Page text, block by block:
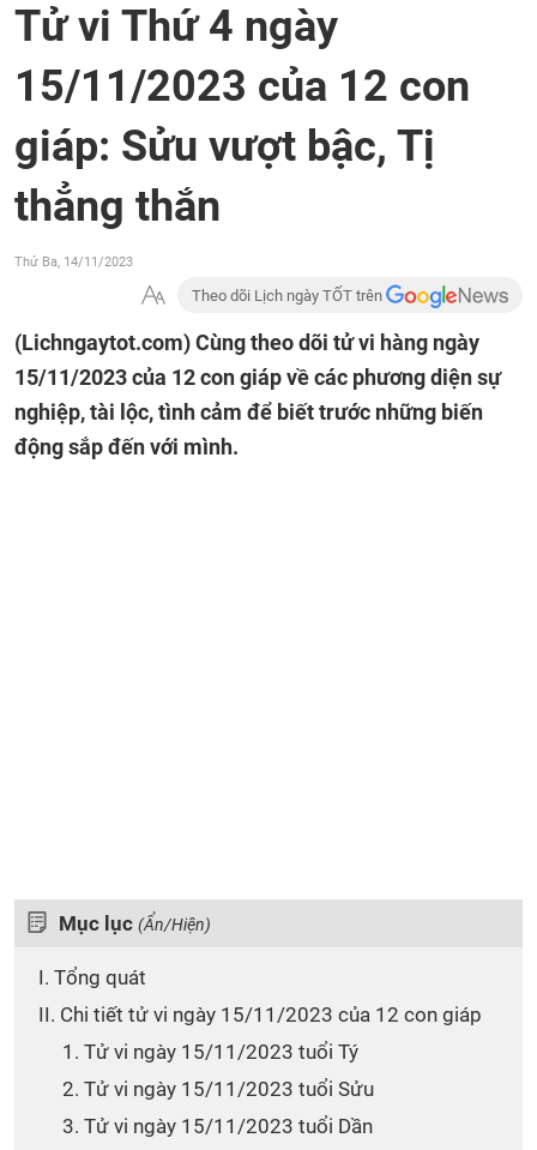
Tử vi Thứ 4 ngày
15/11/2023 của 12 con
giáp: Sửu vượt bậc, Tị
thẳng thắn
Thứ Ba, 14/11/2023
Theo dõi Lịch ngày TỐT trên
(Lichngaytot.com)Cùng theo dõi tử vi hàng ngày
15/11/2023 của 12 con giáp về các phương diện sự
nghiệp, tài lộc, tình cảm để biết trước những biến
động sắp đến với mình.
Mục lục (Ẩn/Hiện)
I. Tổng quát
II. Chi tiết tử vi ngày 15/11/2023 của 12 con giáp
1. Tử vi ngày 15/11/2023 tuổi Tý
2. Tử vi ngày 15/11/2023 tuổi Sửu
3. Tử vi ngày 15/11/2023 tuổi Dần